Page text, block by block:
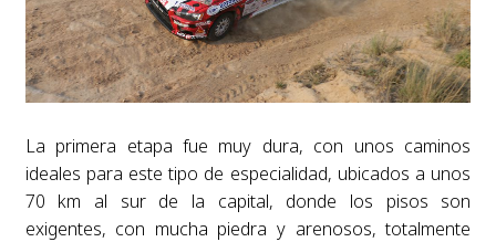
La primera etapa fue muy dura, con unos caminos
ideales para este tipo de especialidad, ubicados a unos
70 km al sur de la capital, donde los pisos son
exigentes, con mucha piedra y arenosos, totalmente